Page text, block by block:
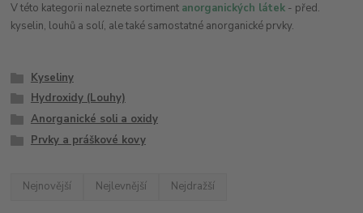
V této kategorii naleznete sortiment anorganických látek - před.
kyselin, louhů a solí, ale také samostatné anorganické prvky.
Kyseliny
Hydroxidy (Louhy)
Anorganické soli a oxidy
Prvky a práškové kovy
Nejnovější Nejlevnější Nejdražší